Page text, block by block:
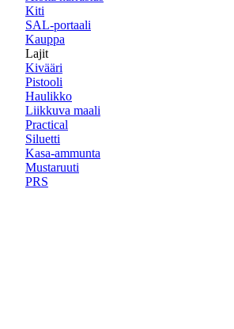
Kiti
SAL-portaali
Kauppa
Lajit
Kivääri
Pistooli
Haulikko
Liikkuva maali
Practical
Siluetti
Kasa-ammunta
Mustaruuti
PRS